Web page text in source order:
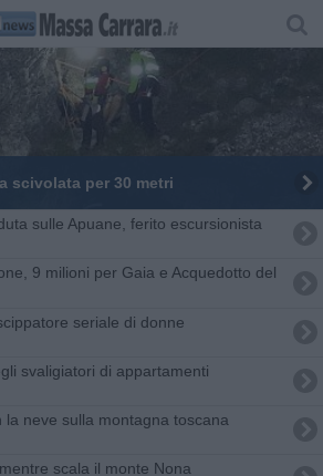
scivolata per 30 metri
sulle Apuane, ferito escursionista
9 milioni per Gaia e Acquedotto del
seriale di donne
svaligiatori di appartamenti
la neve sulla montagna toscana
scala il monte Nona